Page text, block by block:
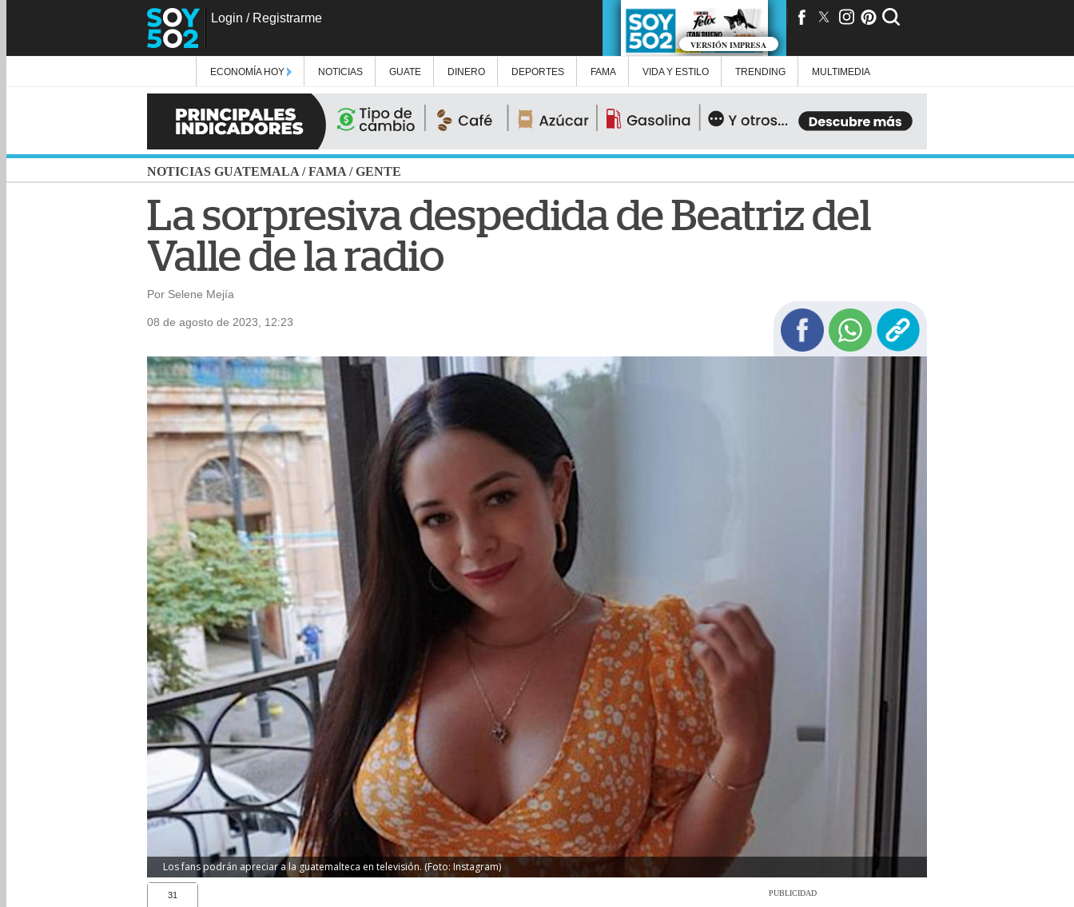
Login / Registrarme
VERSIÓN IMPRESA
ECONOMÍA HOY NOTICIAS GUATE DINERO DEPORTES FAMA VIDA Y ESTILO TRENDING MULTIMEDIA
NOTICIAS GUATEMALA /FAMA /GENTE
La sorpresiva despedida de Beatriz del
Valle de la radio
Por Selene Mejía
08 de agosto de 2023, 12:23
Los fans podrán apreciar a la guatemalteca en televisión. (Foto: Instagram)
31 PUBLICIDAD